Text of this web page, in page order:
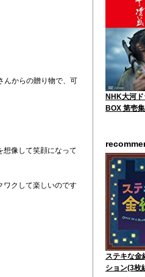
んからの贈り物で、可
想像して笑顔になって
ワクして楽しいのです
NHK大河
BOX 第壱集
ステキな金
ション(3枚